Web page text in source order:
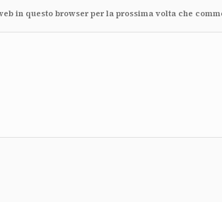
in questo browser per la prossima volta che